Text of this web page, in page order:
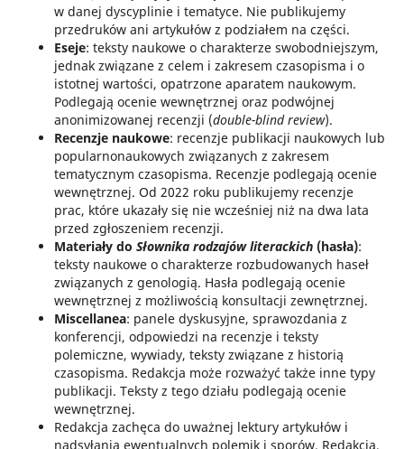
w danej dyscyplinie i tematyce. Nie publikujemy
przedruków ani artykułów z podziałem na części.
Eseje: teksty naukowe o charakterze swobodniejszym,
jednak związane z celem i zakresem czasopisma i o
istotnej wartości, opatrzone aparatem naukowym.
Podlegają ocenie wewnętrznej oraz podwójnej
anonimizowanej recenzji (double-blind review).
Recenzje naukowe: recenzje publikacji naukowych lub
popularnonaukowych związanych z zakresem
tematycznym czasopisma. Recenzje podlegają ocenie
wewnętrznej. Od 2022 roku publikujemy recenzje
prac, które ukazały się nie wcześniej niż na dwa lata
przed zgłoszeniem recenzji.
Materiały do Słownika rodzajów literackich(hasła):
teksty naukowe o charakterze rozbudowanych haseł
związanych z genologią. Hasła podlegają ocenie
wewnętrznej z możliwością konsultacji zewnętrznej.
Miscellanea: panele dyskusyjne, sprawozdania z
konferencji, odpowiedzi na recenzje i teksty
polemiczne, wywiady, teksty związane z historią
czasopisma. Redakcja może rozważyć także inne typy
publikacji. Teksty z tego działu podlegają ocenie
wewnętrznej.
Redakcja zachęca do uważnej lektury artykułów i
nadsyłania ewentualnych polemik i sporów. Redakcja,